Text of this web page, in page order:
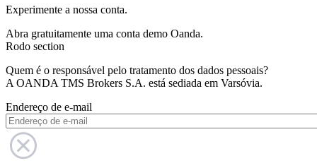
Experimente a nossa conta.
Abra gratuitamente uma conta demo Oanda.
Rodo section
Quem é o responsável pelo tratamento dos dados pessoais?
A OANDA TMS Brokers S.A. está sediada em Varsóvia.
Endereço de e-mail